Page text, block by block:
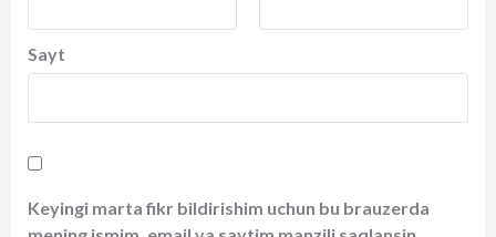
Sayt
Keyingi marta fikr bildirishim uchun bu brauzerda